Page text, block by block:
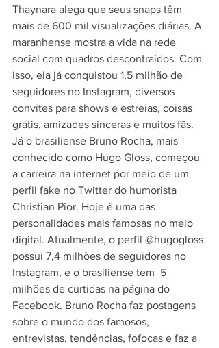
Thaynara alega que seus snaps têm
mais de 600 mil visualizações diárias. A
maranhense mostra a vida na rede
social com quadros descontraídos. Com
isso, ela já conquistou 1,5 milhão de
seguidores no Instagram, diversos
convites para shows e estreias, coisas
grátis, amizades sinceras e muitos fãs.
Já o brasiliense Bruno Rocha, mais
conhecido como Hugo Gloss, começou
a carreira na internet por meio de um
perfil fake no Twitter do humorista
Christian Pior. Hoje é uma das
personalidades mais famosas no meio
digital. Atualmente, o perfil @hugogloss
possui 7,4 milhões de seguidores no
Instagram, e o brasiliense tem  5
milhões de curtidas na página do
Facebook. Bruno Rocha faz postagens
sobre o mundo dos famosos,
entrevistas, tendências, fofocas e faz a